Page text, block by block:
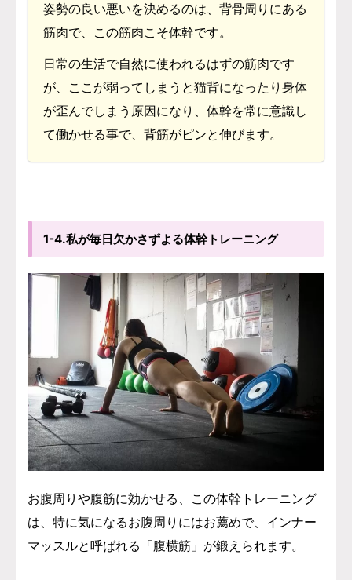
姿勢の良い悪いを決めるのは、背骨周りにある
筋肉で、この筋肉こそ体幹です。
日常の生活で自然に使われるはずの筋肉です
が、ここが弱ってしまうと猫背になったり身体
が歪んでしまう原因になり、体幹を常に意識し
て働かせる事で、背筋がピンと伸びます。
1-4.私が毎日欠かさずよる体幹トレーニング
お腹周りや腹筋に効かせる、この体幹トレーニング
は、特に気になるお腹周りにはお薦めで、インナー
マッスルと呼ばれる「腹横筋」が鍛えられます。